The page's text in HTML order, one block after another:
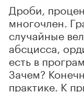
Дроби,
многочлен.
случайные
абсцисса,
есть в
Зачем?
практике. К